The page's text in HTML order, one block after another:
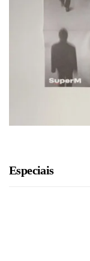
Especiais